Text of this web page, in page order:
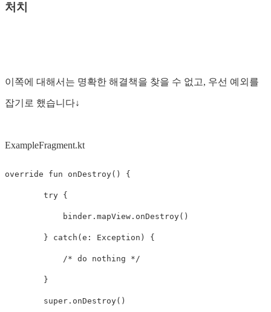
처치
이쪽에 대해서는 명확한 해결책을 찾을 수 없고, 우선 예외를
잡기로 했습니다↓
ExampleFragment.kt
override fun onDestroy() {
try {
binder . mapView . onDestroy()
} catch ( e : Exception ) {
/* do nothing */
}
super . onDestroy()